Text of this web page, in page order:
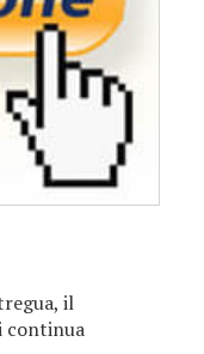
il
continua